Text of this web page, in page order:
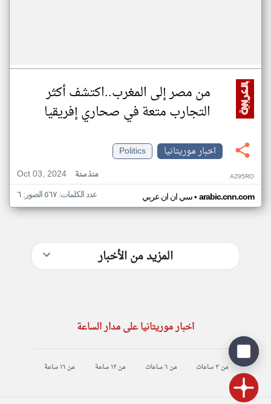
من مصر إلى المغرب..اكتشف أكثر
التجارب متعة في صحاري إفريقيا
اخبار موريتانيا
Politics
Oct 03, 2024
منذ سنة AZ95RO
سي ان ان عربي• arabic.cnn.com عدد الكلمات: ٥٦٧ الصور: ٦
المزيد من الأخبار
اخبار موريتانيا على مدار الساعة
من ٣ ساعات من ٦ ساعات من ١٢ ساعة من ١٦ ساعة